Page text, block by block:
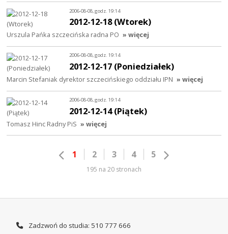
2006-08-08, godz. 19:14
2012-12-18 (Wtorek)
Urszula Pańka szczecińska radna PO » więcej
2006-08-08, godz. 19:14
2012-12-17 (Poniedziałek)
Marcin Stefaniak dyrektor szczecińskiego oddziału IPN » więcej
2006-08-08, godz. 19:14
2012-12-14 (Piątek)
Tomasz Hinc Radny PiS » więcej
1 2 3 4 5
195 na 20 stronach
Zadzwoń do studia: 510 777 666